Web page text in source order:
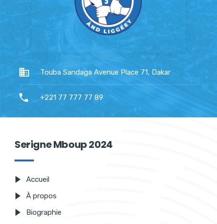
Touba Sandaga Avenue Place 71, Dakar
+221 77 777 77 89
Serigne Mboup 2024
Accueil
À propos
Biographie